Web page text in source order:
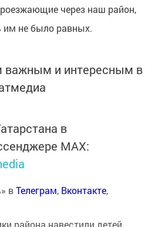
через наш район,
им не было равных.
важным и интересным в
в
MАХ:
вТелеграм, Вконтакте,